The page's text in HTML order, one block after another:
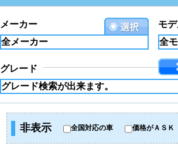
モ
メーカー
グレード
非表示 全国対応の車 価格がＡＳＫ